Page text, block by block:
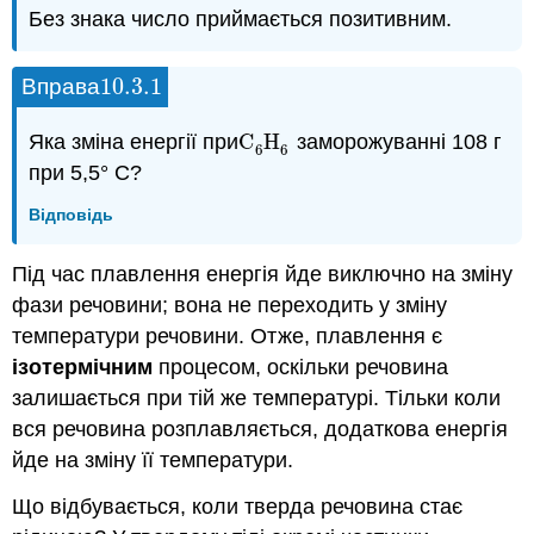
Без знака число приймається позитивним.
Вправа10.3.1
10.3.1
Яка зміна енергії приC6H6
C6H6 заморожуванні 108 г
при 5,5° C?
Відповідь
Під час плавлення енергія йде виключно на зміну
фази речовини; вона не переходить у зміну
температури речовини. Отже, плавлення є
ізотермічним процесом, оскільки речовина
залишається при тій же температурі. Тільки коли
вся речовина розплавляється, додаткова енергія
йде на зміну її температури.
Що відбувається, коли тверда речовина стає